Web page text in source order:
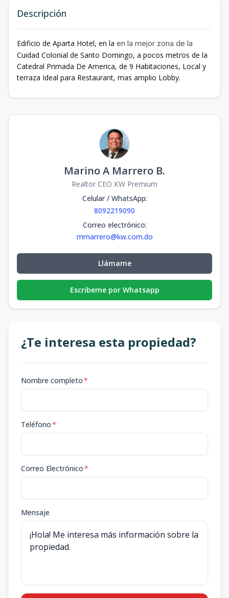
Descripción
Edificio de Aparta Hotel, en la en la mejor zona de la
Cuidad Colonial de Santo Domingo, a pocos metros de la
Catedral Primada De America, de 9 Habitaciones, Local y
terraza Ideal para Restaurant, mas amplio Lobby.
Marino A Marrero B.
Realtor CEO KW Premium
Celular / WhatsApp:
8092219090
Correo electrónico:
mmarrero@kw.com.do
Llámame
Escribeme por Whatsapp
¿Te interesa esta propiedad?
Nombre completo*
Teléfono*
Correo Electrónico*
Mensaje